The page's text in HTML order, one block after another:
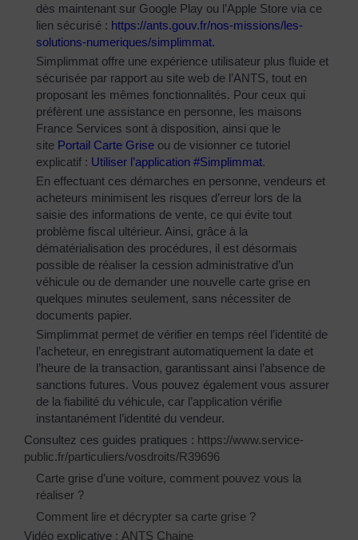
dès maintenant sur Google Play ou l’Apple Store via ce
lien sécurisé : https://ants.gouv.fr/nos-missions/les-
solutions-numeriques/simplimmat.
Simplimmat offre une expérience utilisateur plus fluide et
sécurisée par rapport au site web de l’ANTS, tout en
proposant les mêmes fonctionnalités. Pour ceux qui
préfèrent une assistance en personne, les maisons
France Services sont à disposition, ainsi que le
site Portail Carte Grise ou de visionner ce tutoriel
explicatif : Utiliser l’application #Simplimmat.
En effectuant ces démarches en personne, vendeurs et
acheteurs minimisent les risques d’erreur lors de la
saisie des informations de vente, ce qui évite tout
problème fiscal ultérieur. Ainsi, grâce à la
dématérialisation des procédures, il est désormais
possible de réaliser la cession administrative d’un
véhicule ou de demander une nouvelle carte grise en
quelques minutes seulement, sans nécessiter de
documents papier.
Simplimmat permet de vérifier en temps réel l’identité de
l’acheteur, en enregistrant automatiquement la date et
l’heure de la transaction, garantissant ainsi l’absence de
sanctions futures. Vous pouvez également vous assurer
de la fiabilité du véhicule, car l’application vérifie
instantanément l’identité du vendeur.
Consultez ces guides pratiques : https://www.service-
public.fr/particuliers/vosdroits/R39696
Carte grise d’une voiture, comment pouvez vous la
réaliser ?
Comment lire et décrypter sa carte grise ?
Vidéo explicative : ANTS Chaine